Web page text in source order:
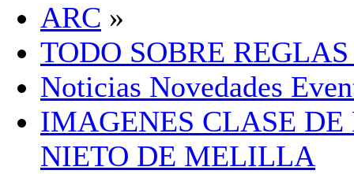
ARC »
TODO SOBRE
Noticias Novedades
IMAGENES CLASE
NIETO DE MELILLA